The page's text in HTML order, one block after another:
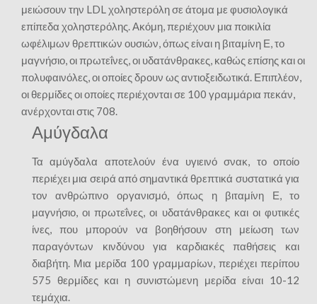
μειώσουν την LDL χοληστερόλη σε άτομα με φυσιολογικά
επίπεδα χοληστερόλης. Ακόμη, περιέχουν μια ποικιλία
ωφέλιμων θρεπτικών ουσιών, όπως είναι η βιταμίνη Ε, το
μαγνήσιο, οι πρωτεΐνες, οι υδατάνθρακες, καθώς επίσης και οι
πολυφαινόλες, οι οποίες δρουν ως αντιοξειδωτικά. Επιπλέον,
οι θερμίδες οι οποίες περιέχονται σε 100 γραμμάρια πεκάν,
ανέρχονται στις 708.
Αμύγδαλα
Τα αμύγδαλα αποτελούν ένα υγιεινό σνακ, το οποίο
περιέχει μια σειρά από σημαντικά θρεπτικά συστατικά για
τον ανθρώπινο οργανισμό, όπως η βιταμίνη Ε, το
μαγνήσιο, οι πρωτεΐνες, οι υδατάνθρακες και οι φυτικές
ίνες, που μπορούν να βοηθήσουν στη μείωση των
παραγόντων κινδύνου για καρδιακές παθήσεις και
διαβήτη. Μια μερίδα 100 γραμμαρίων, περιέχει περίπου
575 θερμίδες και η συνιστώμενη μερίδα είναι 10-12
τεμάχια.